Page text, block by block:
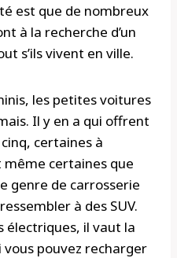
est que de nombreux
à la recherche d’un
s’ils vivent en ville.
les petites voitures
Il y en a qui offrent
certaines à
certaines que
genre de carrosserie
à des SUV.
électriques, il vaut la
pouvez recharger